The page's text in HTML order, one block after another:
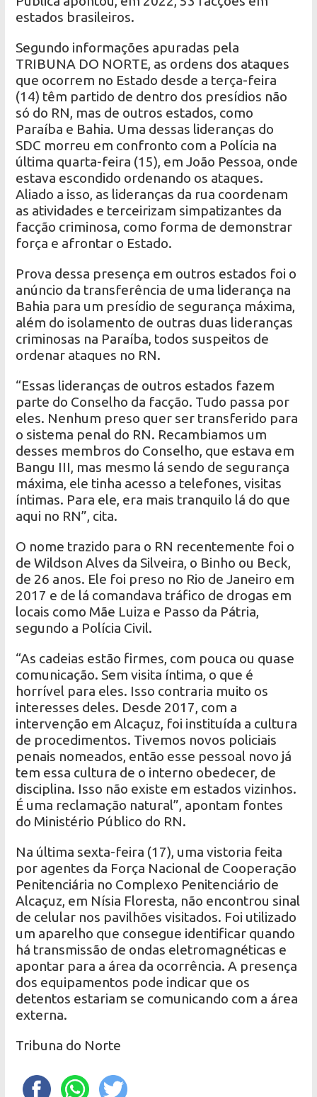
estados brasileiros.
Segundo informações apuradas pela
TRIBUNA DO NORTE, as ordens dos ataques
que ocorrem no Estado desde a terça-feira
(14) têm partido de dentro dos presídios não
só do RN, mas de outros estados, como
Paraíba e Bahia. Uma dessas lideranças do
SDC morreu em confronto com a Polícia na
última quarta-feira (15), em João Pessoa, onde
estava escondido ordenando os ataques.
Aliado a isso, as lideranças da rua coordenam
as atividades e terceirizam simpatizantes da
facção criminosa, como forma de demonstrar
força e afrontar o Estado.
Prova dessa presença em outros estados foi o
anúncio da transferência de uma liderança na
Bahia para um presídio de segurança máxima,
além do isolamento de outras duas lideranças
criminosas na Paraíba, todos suspeitos de
ordenar ataques no RN.
“Essas lideranças de outros estados fazem
parte do Conselho da facção. Tudo passa por
eles. Nenhum preso quer ser transferido para
o sistema penal do RN. Recambiamos um
desses membros do Conselho, que estava em
Bangu III, mas mesmo lá sendo de segurança
máxima, ele tinha acesso a telefones, visitas
íntimas. Para ele, era mais tranquilo lá do que
aqui no RN”, cita.
O nome trazido para o RN recentemente foi o
de Wildson Alves da Silveira, o Binho ou Beck,
de 26 anos. Ele foi preso no Rio de Janeiro em
2017 e de lá comandava tráfico de drogas em
locais como Mãe Luiza e Passo da Pátria,
segundo a Polícia Civil.
“As cadeias estão firmes, com pouca ou quase
comunicação. Sem visita íntima, o que é
horrível para eles. Isso contraria muito os
interesses deles. Desde 2017, com a
intervenção em Alcaçuz, foi instituída a cultura
de procedimentos. Tivemos novos policiais
penais nomeados, então esse pessoal novo já
tem essa cultura de o interno obedecer, de
disciplina. Isso não existe em estados vizinhos.
É uma reclamação natural”, apontam fontes
do Ministério Público do RN.
Na última sexta-feira (17), uma vistoria feita
por agentes da Força Nacional de Cooperação
Penitenciária no Complexo Penitenciário de
Alcaçuz, em Nísia Floresta, não encontrou sinal
de celular nos pavilhões visitados. Foi utilizado
um aparelho que consegue identificar quando
há transmissão de ondas eletromagnéticas e
apontar para a área da ocorrência. A presença
dos equipamentos pode indicar que os
detentos estariam se comunicando com a área
externa.
Tribuna do Norte